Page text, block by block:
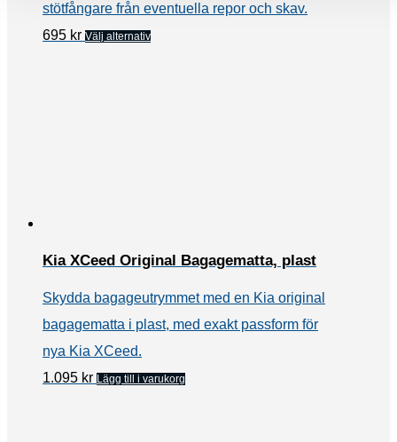
stötfångare från eventuella repor och skav.
695 kr Välj alternativDen
väljas
på
Kia XCeed Original Bagagematta, plast
Skydda bagageutrymmet med en Kia original
bagagematta i plast, med exakt passform för
nya Kia XCeed.
1.095 kr Lägg till i varukorg